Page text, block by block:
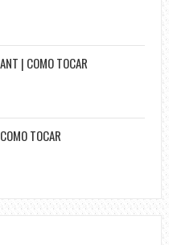
| COMO TOCAR
TOCAR